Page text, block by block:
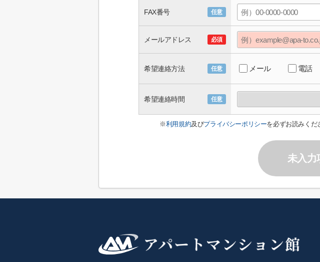
FAX番号 任意
メールアドレス 必須
希望連絡方法 任意 メール 電話
希望連絡時間 任意
※利用規約及びプライバシーポリシーを必ずお読みくだ
未入力